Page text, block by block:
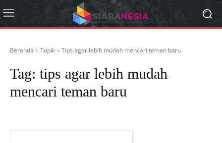
Beranda Topik Tips agar lebih mudah mencari teman baru
Tag: tips agar lebih mudah
mencari teman baru